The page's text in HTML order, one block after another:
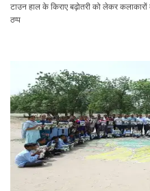
टाउन हाल के किराए बढ़ोतरी को लेकर
ठप्प